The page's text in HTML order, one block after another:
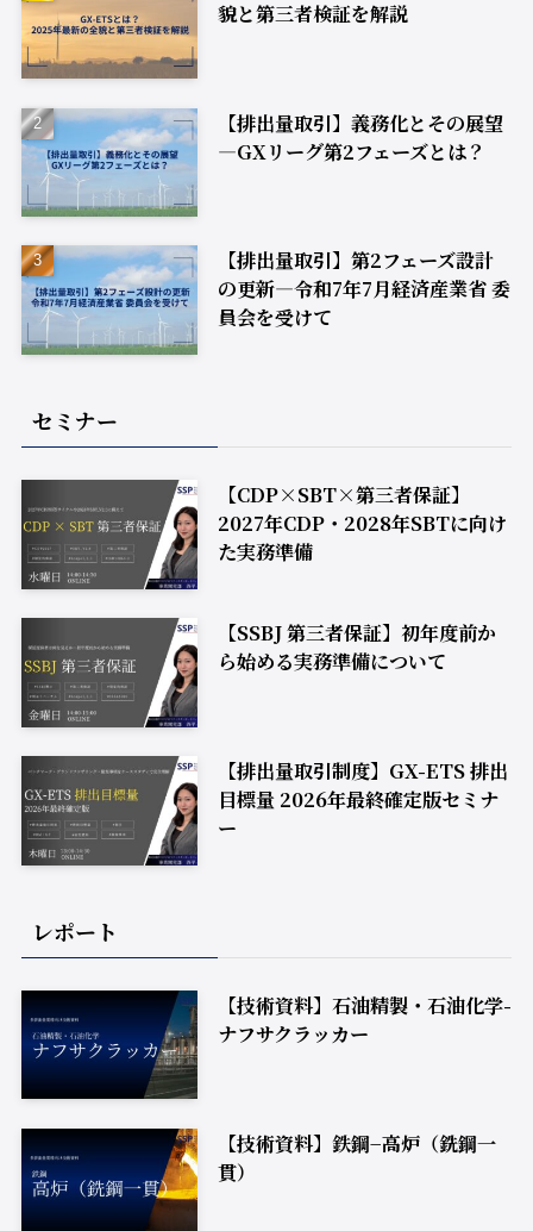
貌と第三者検証を解説
【排出量取引】義務化とその展望
―GXリーグ第2フェーズとは？
【排出量取引】第2フェーズ設計
の更新―令和7年7月経済産業省 委
員会を受けて
セミナー
【CDP×SBT×第三者保証】
2027年CDP・2028年SBTに向け
た実務準備
【SSBJ 第三者保証】初年度前か
ら始める実務準備について
【排出量取引制度】GX-ETS 排出
目標量 2026年最終確定版セミナ
ー
レポート
【技術資料】石油精製・石油化学-
ナフサクラッカー
【技術資料】鉄鋼−高炉（銑鋼一
貫）